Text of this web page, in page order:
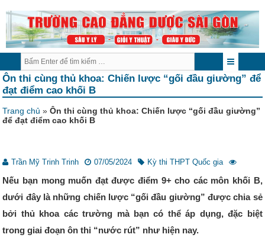
Ôn thi cùng thủ khoa: Chiến lược “gối đầu giường” để
đạt điểm cao khối B
Trang chủ »Ôn thi cùng thủ khoa: Chiến lược “gối đầu giường”
để đạt điểm cao khối B
Trần Mỹ Trinh Trinh 07/05/2024 Kỳ thi THPT Quốc gia
Nếu bạn mong muốn đạt được điểm 9+ cho các môn khối B,
dưới đây là những chiến lược “gối đầu giường” được chia sẻ
bởi thủ khoa các trường mà bạn có thể áp dụng, đặc biệt
trong giai đoạn ôn thi “nước rút” như hiện nay.